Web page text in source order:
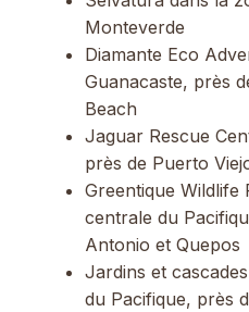
Monteverde
Diamante Eco
Guanacaste, près
Beach
Jaguar Rescue
près de Puerto
Greentique Wildlife
centrale du
Antonio et Quepos
Jardins et
du Pacifique, près